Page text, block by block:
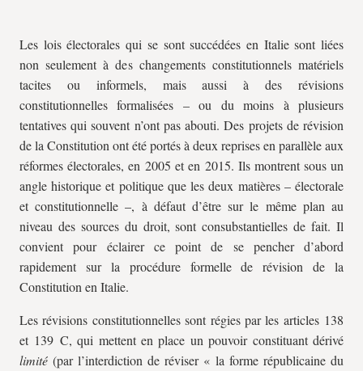
Les lois électorales qui se sont succédées en Italie sont liées
non seulement à des changements constitutionnels matériels
tacites ou informels, mais aussi à des révisions
constitutionnelles formalisées – ou du moins à plusieurs
tentatives qui souvent n’ont pas abouti. Des projets de révision
de la Constitution ont été portés à deux reprises en parallèle aux
réformes électorales, en 2005 et en 2015. Ils montrent sous un
angle historique et politique que les deux matières – électorale
et constitutionnelle –, à défaut d’être sur le même plan au
niveau des sources du droit, sont consubstantielles de fait. Il
convient pour éclairer ce point de se pencher d’abord
rapidement sur la procédure formelle de révision de la
Constitution en Italie.
Les révisions constitutionnelles sont régies par les articles 138
et 139 C, qui mettent en place un pouvoir constituant dérivé
limité (par l’interdiction de réviser « la forme républicaine du